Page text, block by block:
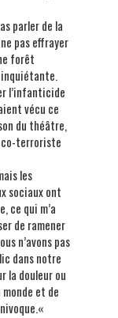
parler de la
pas effrayer
forêt
l’infanticide
vécu ce
du théâtre,
terroriste
les
sociaux ont
ce qui m’a
de ramener
n’avons pas
dans notre
la douleur ou
et de